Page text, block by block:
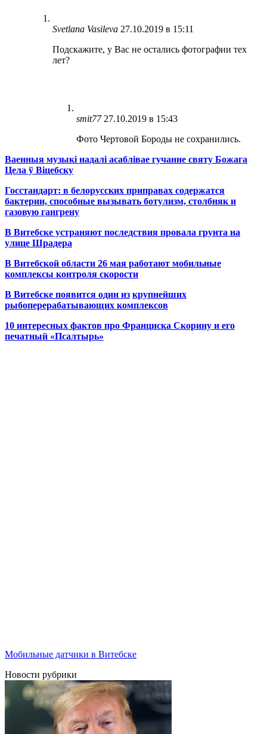
Svetlana Vasileva 27.10.2019 в 15:11
Подскажите, у Вас не остались фотографии тех
лет?
smit77 27.10.2019 в 15:43
Фото Чертовой Бороды не сохранились.
Ваенныя музыкі надалі асаблівае гучанне святу Божага
Цела ў Віцебску
Госстандарт: в белорусских приправах содержатся
бактерии, способные вызывать ботулизм, столбняк и
газовую гангрену
В Витебске устраняют последствия провала грунта на
улице Шрадера
В Витебской области 26 мая работают мобильные
комплексы контроля скорости
В Витебске появится один из крупнейших
рыбоперерабатывающих комплексов
10 интересных фактов про Франциска Скорину и его
печатный «Псалтырь»
Мобильные датчики в Витебске
Новости рубрики